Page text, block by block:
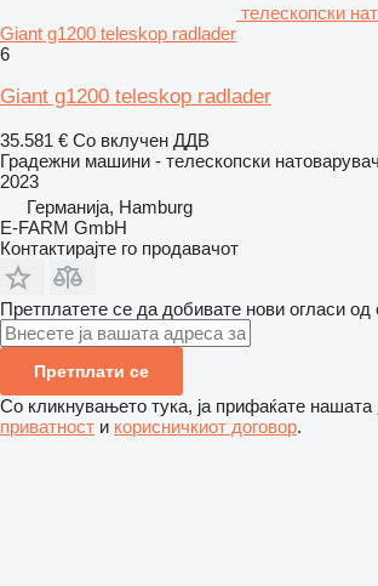
телескопски
Giant g1200 teleskop radlader
6
Giant g1200 teleskop radlader
35.581 € Со вклучен ДДВ
Градежни машини - телескопски
2023
Германија, Hamburg
E-FARM GmbH
Контактирајте го продавачот
Претплатете се да добивате нови огласи од
Претплати се
Со кликнувањето тука, ја прифаќате нашата
приватност и корисничкиот договор.